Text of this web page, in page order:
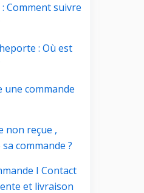
Comment suivre
: Où est
une commande
non reçue ,
commande ?
I Contact
et livraison